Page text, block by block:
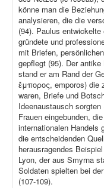
könne man die
analysieren, die die
(94). Paulus
gründete und
mit Briefen,
gepflegt (95). Der
stand er am Rand der
ἔμπορος, emporos) die
waren, Briefe und
Ideenaustausch
Frauen eingebunden,
internationalen Handels
die entscheidenden
herausragendes
Lyon, der aus Smyrna
Soldaten spielten bei
(107-109).